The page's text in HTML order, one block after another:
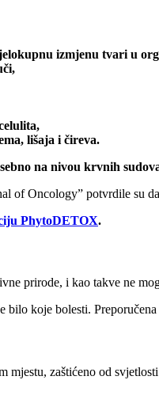
izmjenu tvari u
lišaja i čireva.
na nivou krvnih
of Oncology” potvrdile su
PhytoDETOX.
prirode, i kao takve ne
koje bolesti.
mjestu, zaštićeno od